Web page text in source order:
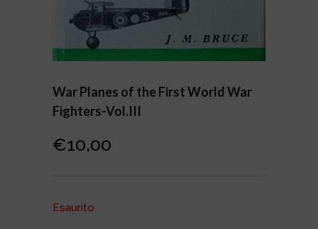
War Planes of the First World War
Fighters-Vol.III
€10,00
Esaurito